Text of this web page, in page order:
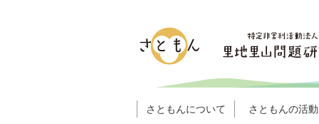
さともんについて さともんの活動